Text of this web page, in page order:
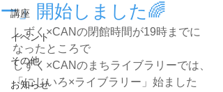
講座
イベント
その他
お知らせ
ー」開始しました🌈
しずく×CANの閉館時間が19時までに
なったところで
しずく×CANのまちライブラリーでは、
「にじいろ×ライブラリー」始ました